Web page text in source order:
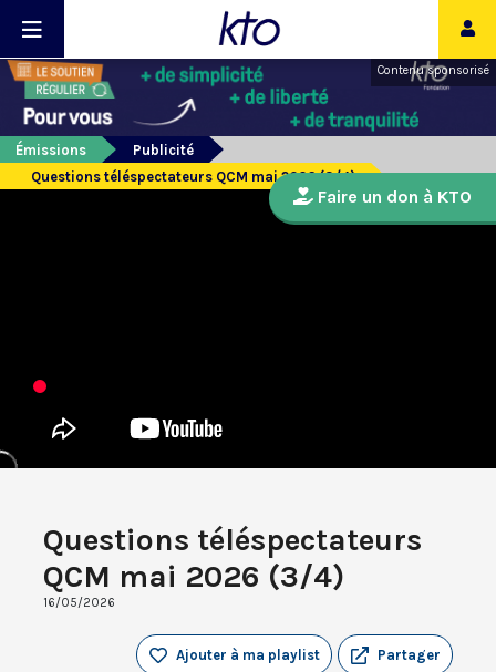
Contenu sponsorisé
Émissions
Publicité
Questions téléspectateurs QCM mai 2026 (3/4)
Questions téléspectateurs
QCM mai 2026 (3/4)
16/05/2026
Partager
Ajouter à ma playlist
Faire un don à KTO